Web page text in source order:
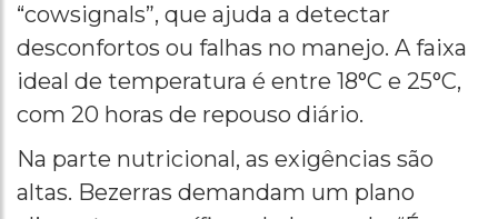
“cowsignals”, que ajuda a detectar
desconfortos ou falhas no manejo. A faixa
ideal de temperatura é entre 18°C e 25°C,
com 20 horas de repouso diário.
Na parte nutricional, as exigências são
altas. Bezerras demandam um plano